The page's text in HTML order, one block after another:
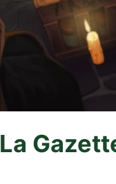
La